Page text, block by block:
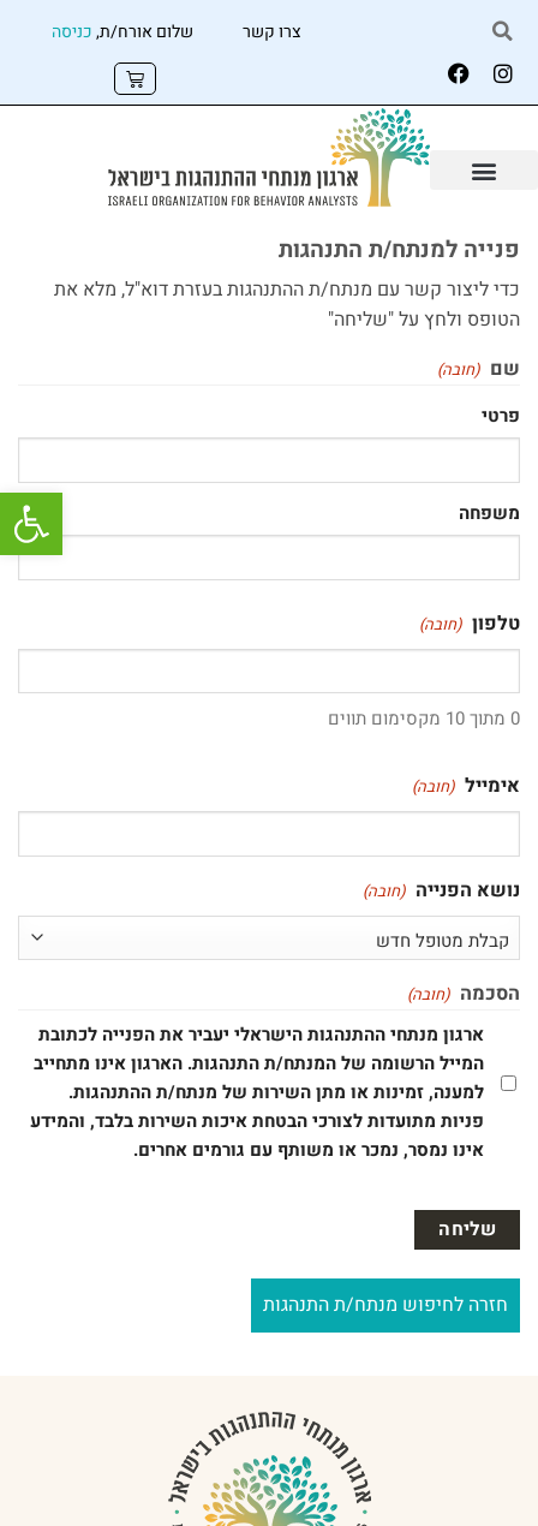
צרו קשר שלום אורח/ת,כניסה
פנייה למנתח/ת התנהגות
כדי ליצור קשר עם מנתח/ת ההתנהגות בעזרת דוא"ל, מלא את
הטופס ולחץ על "שליחה"
שם (חובה)
פרטי
משפחה
טלפון (חובה)
0 מתוך 10 מקסימום תווים
אימייל (חובה)
נושא הפנייה (חובה)
הסכמה (חובה)
ארגון מנתחי ההתנהגות הישראלי יעביר את הפנייה לכתובת
המייל הרשומה של המנתח/ת התנהגות. הארגון אינו מתחייב
למענה, זמינות או מתן השירות של מנתח/ת ההתנהגות.
פניות מתועדות לצורכי הבטחת איכות השירות בלבד, והמידע
אינו נמסר, נמכר או משותף עם גורמים אחרים.
חזרה לחיפוש מנתח/ת התנהגות